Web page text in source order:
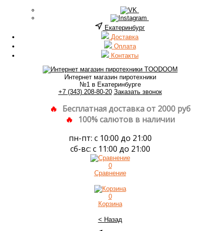
Екатеринбург
Доставка
Оплата
Контакты
Интернет магазин пиротехники
№1 в Екатеринбурге
+7 (343) 208-80-20 Заказать звонок
Бесплатная доставка от 2000 руб
100% салютов в наличии
пн-пт: с 10:00 до 21:00
сб-вс: с 11:00 до 21:00
0
Сравнение
0
Корзина
< Назад